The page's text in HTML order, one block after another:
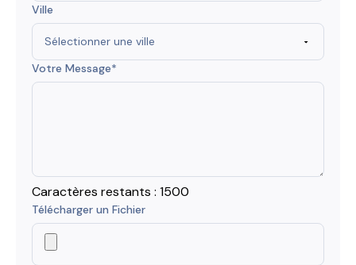
Ville
Votre Message*
Caractères restants : 1500
Télécharger un Fichier